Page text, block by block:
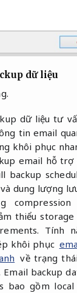
dữ liệu
dữ liệu tư
tin email
khôi phục
email hỗ
backup
dung lượng
compression
thiểu
Tính
khôi phục
về trạng
backup
bao gồm